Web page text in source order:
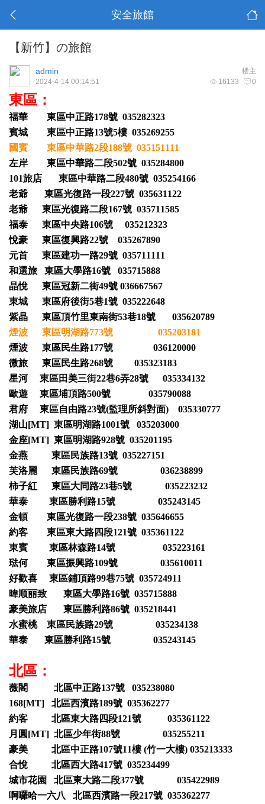
安全旅館
【新竹】の旅館
楼主
admin
16133 0
2024-4-14 00:14:51
東區：
福華 東區中正路178號 035282323
賓城 東區中正路13號5樓 035269255
國賓 東區中華路2段188號 035151111
左岸 東區中華路二段502號 035284800
101旅店 東區中華路二段480號 035254166
老爺 東區光復路一段227號 035631122
老爺 東區光復路二段167號 035711585
福泰 東區中央路106號 035212323
悅豪 東區復興路22號 035267890
元首 東區建功一路29號 035711111
和選旅 東區大學路16號 035715888
晶悅 東區冠新二街49號 036667567
東城 東區府後街5巷1號 035222648
紫晶 東區頂竹里東南街53巷18號 035620789
煙波 東區明湖路773號 035203181
煙波 東區民生路177號 036120000
微旅 東區民生路268號 035323183
星河 東區田美三街22巷6弄28號 035334132
歐遊 東區埔頂路500號 035790088
君府 東區自由路23號(監理所斜對面) 035330777
湖山[MT] 東區明湖路1001號 035203000
金座[MT] 東區明湖路928號 035201195
金燕 東區民族路13號 035227151
芙洛麗 東區民族路69號 036238899
柿子紅 東區大同路23巷5號 035223232
華泰 東區勝利路15號 035243145
金頓 東區光復路一段238號 035646655
約客 東區東大路四段121號 035361122
東賓 東區林森路14號 035223161
琺何 東區振興路109號 035610011
好歡喜 東區鋪頂路99巷75號 035724911
暐顺丽致 東區大學路16號 035715888
豪美旅店 東區勝利路86號 035218441
水蜜桃 東區民族路29號 035234138
華泰 東區勝利路15號 035243145
北區：
薇閣 北區中正路137號 035238080
168[MT] 北區西濱路189號 035362277
約客 北區東大路四段121號 035361122
月圓[MT] 北區少年街88號 035255211
豪美 北區中正路107號11樓 (竹一大樓) 035213333
合悅 北區西大路417號 035234499
城市花園 北區東大路二段377號 035422989
啊囉哈一六八 北區西濱路一段217號 035362277